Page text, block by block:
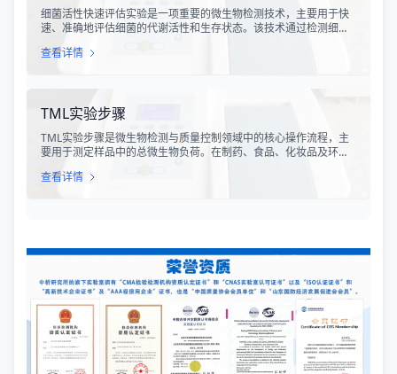
细菌活性快速评估实验是一项重要的微生物检测技术，主要用于快
速、准确地评估细菌的代谢活性和生存状态。该技术通过检测细菌
细菌活性的定量数据，为环境监测、食品安全、医药研发和工业生
查看详情
TML实验步骤
TML实验步骤是微生物检测与质量控制领域中的核心操作流程，主
要用于测定样品中的总微生物负荷。在制药、食品、化妆品及环境
量、安全性以及生产过程控制水平的关键指标。通过对样品中需氧
查看详情